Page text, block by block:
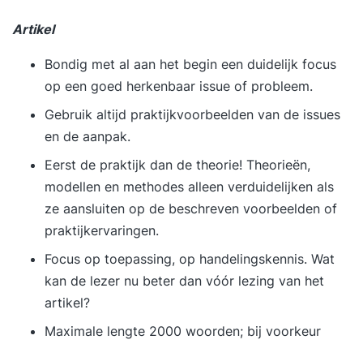
Business Intelligence- en Data Warehouse-
Business Intelligence- en Data
Artikel
Bondig met al aan het begin een duidelijk focus
op een goed herkenbaar issue of probleem.
Gebruik altijd praktijkvoorbeelden van de issues
en de aanpak.
Eerst de praktijk dan de theorie! Theorieën,
modellen en methodes alleen verduidelijken als
ze aansluiten op de beschreven voorbeelden of
praktijkervaringen.
Focus op toepassing, op handelingskennis. Wat
kan de lezer nu beter dan vóór lezing van het
artikel?
Maximale lengte 2000 woorden; bij voorkeur